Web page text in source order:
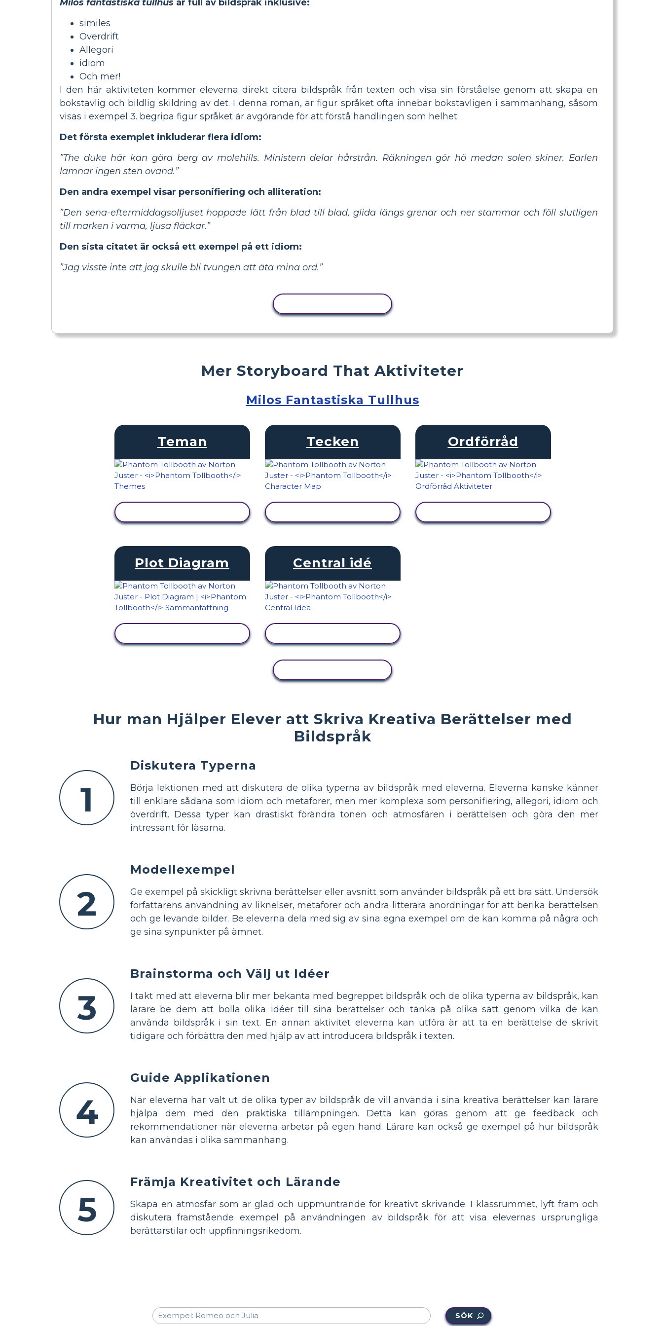
Milos fantastiska tullhus är full av bildspråk inklusive:
similes
Överdrift
Allegori
idiom
Och mer!
I den här aktiviteten kommer eleverna direkt citera bildspråk från texten och visa sin förståelse genom att skapa en
bokstavlig och bildlig skildring av det. I denna roman, är figur språket ofta innebar bokstavligen i sammanhang, såsom
visas i exempel 3. begripa figur språket är avgörande för att förstå handlingen som helhet.
Det första exemplet inkluderar flera idiom:
”The duke här kan göra berg av molehills. Ministern delar hårstrån. Räkningen gör hö medan solen skiner. Earlen
lämnar ingen sten ovänd.”
Den andra exempel visar personifiering och alliteration:
”Den sena-eftermiddagsolljuset hoppade lätt från blad till blad, glida längs grenar och ner stammar och föll slutligen
till marken i varma, ljusa fläckar.”
Den sista citatet är också ett exempel på ett idiom:
”Jag visste inte att jag skulle bli tvungen att äta mina ord.”
Hur man Hjälper Elever att Skriva Kreativa Berättelser med
Bildspråk
1
Diskutera Typerna
Börja lektionen med att diskutera de olika typerna av bildspråk med eleverna. Eleverna kanske känner
till enklare sådana som idiom och metaforer, men mer komplexa som personifiering, allegori, idiom och
överdrift. Dessa typer kan drastiskt förändra tonen och atmosfären i berättelsen och göra den mer
intressant för läsarna.
2
Modellexempel
Ge exempel på skickligt skrivna berättelser eller avsnitt som använder bildspråk på ett bra sätt. Undersök
författarens användning av liknelser, metaforer och andra litterära anordningar för att berika berättelsen
och ge levande bilder. Be eleverna dela med sig av sina egna exempel om de kan komma på några och
ge sina synpunkter på ämnet.
3
Brainstorma och Välj ut Idéer
I takt med att eleverna blir mer bekanta med begreppet bildspråk och de olika typerna av bildspråk, kan
lärare be dem att bolla olika idéer till sina berättelser och tänka på olika sätt genom vilka de kan
använda bildspråk i sin text. En annan aktivitet eleverna kan utföra är att ta en berättelse de skrivit
tidigare och förbättra den med hjälp av att introducera bildspråk i texten.
4
Guide Applikationen
När eleverna har valt ut de olika typer av bildspråk de vill använda i sina kreativa berättelser kan lärare
hjälpa dem med den praktiska tillämpningen. Detta kan göras genom att ge feedback och
rekommendationer när eleverna arbetar på egen hand. Lärare kan också ge exempel på hur bildspråk
kan användas i olika sammanhang.
5
Främja Kreativitet och Lärande
Skapa en atmosfär som är glad och uppmuntrande för kreativt skrivande. I klassrummet, lyft fram och
diskutera framstående exempel på användningen av bildspråk för att visa elevernas ursprungliga
berättarstilar och uppfinningsrikedom.
Mer Storyboard That Aktiviteter
Milos Fantastiska Tullhus
Teman Tecken Ordförråd
Plot Diagram Central idé
SÖK